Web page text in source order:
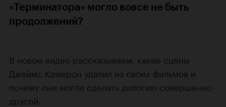
«Терминатора» могло вовсе не быть
продолжений?
В новом видео рассказываем, какие сцены
Джеймс Кэмерон удалил из своих фильмов и
почему они могли сделать дилогию совершенно
другой.